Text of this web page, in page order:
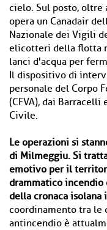
cielo. Sul posto,
opera un Canadair
Nazionale dei Vigili
elicotteri della flotta
lanci d'acqua per
Il dispositivo di
personale del Corpo
(CFVA), dai
Civile.
Le operazioni si
di Milmeggiu. Si
emotivo per il
drammatico incendio
della cronaca isolana
coordinamento tra le
antincendio è